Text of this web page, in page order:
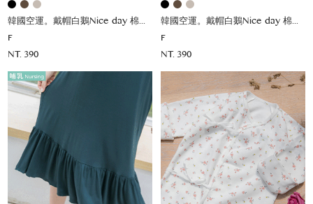
韓國空運。戴帽白鵝Nice day 棉上衣
F
NT. 390
韓國空運。戴帽白鵝Nice day 棉上衣
F
NT. 390